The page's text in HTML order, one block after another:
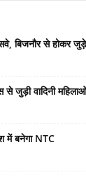
बिजनौर से होकर
से जुड़ी वादिनी
में बनेगा NTC